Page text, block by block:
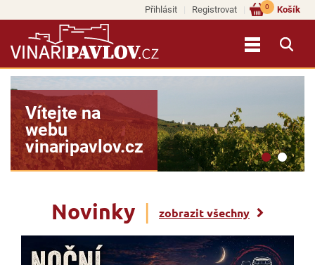
Přihlásit Registrovat Košík
0
Vína našich
vinařů si
objednejte na
e-shopu >>
Novinky | zobrazit všechny